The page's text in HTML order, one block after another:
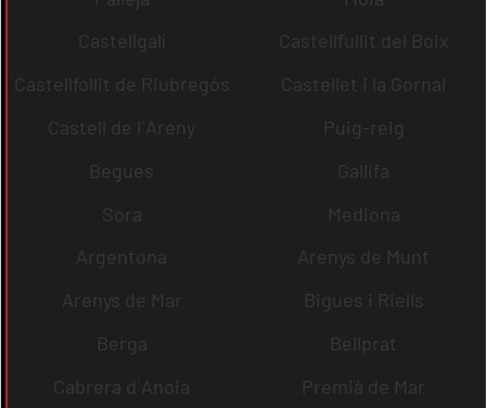
Castellgalí
Castellfullit del Boix
Castellfollit de Riubregós
Castellet i la Gornal
Castell de l´Areny
Puig-reig
Begues
Gallifa
Sora
Mediona
Argentona
Arenys de Munt
Arenys de Mar
Bigues i Riells
Berga
Bellprat
Cabrera d´Anoia
Premià de Mar